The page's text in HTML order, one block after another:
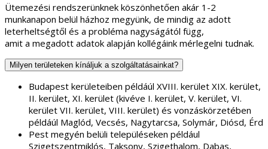
Ütemezési rendszerünknek köszönhetően akár 1-2
munkanapon belül házhoz megyünk, de mindig az adott
leterheltségtől és a probléma nagyságától függ,
amit a megadott adatok alapján kollégáink mérlegelni tudnak.
Milyen területeken kínáljuk a szolgáltatásainkat?
Budapest kerületeiben példáúl XVIII. kerület XIX. kerület,
II. kerület, XI. kerület (kivéve I. kerület, V. kerület, VI.
kerület VII. kerület, VIII. kerület) és vonzáskörzetében
példáúl Maglód, Vecsés, Nagytarcsa, Solymár, Diósd, Érd
Pest megyén belüli településeken például
Szigetszentmiklós, Taksony, Szigethalom, Dabas,